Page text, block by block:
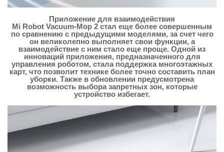
Приложение для взаимодействия
Mi Robot Vacuum-Mop 2 стал еще более совершенным
по сравнению с предыдущими моделями, за счет чего
он великолепно выполняет свои функции, а
взаимодействие с ним стало еще проще. Одной из
инноваций приложения, предназначенного для
управления роботом, стала поддержка многоэтажных
карт, что позволит технике более точно составить план
уборки. Также в обновлении предусмотрена
возможность выбора запретных зон, которые
устройство избегает.